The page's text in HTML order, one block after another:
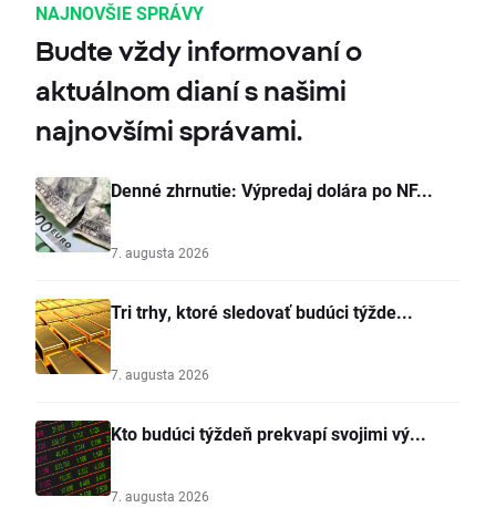
NAJNOVŠIE SPRÁVY
Budte vždy informovaní o
aktuálnom dianí s našimi
najnovšími správami.
Denné zhrnutie: Výpredaj dolára po NF...
7. augusta 2026
Tri trhy, ktoré sledovať budúci týžde...
7. augusta 2026
Kto budúci týždeň prekvapí svojimi vý...
7. augusta 2026